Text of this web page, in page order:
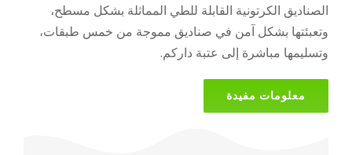
الصناديق الكرتونية القابلة للطي المماثلة بشكل مسطح،
وتعبئتها بشكل آمن في صناديق مموجة من خمس طبقات،
وتسليمها مباشرة إلى عتبة داركم.
معلومات مفيدة